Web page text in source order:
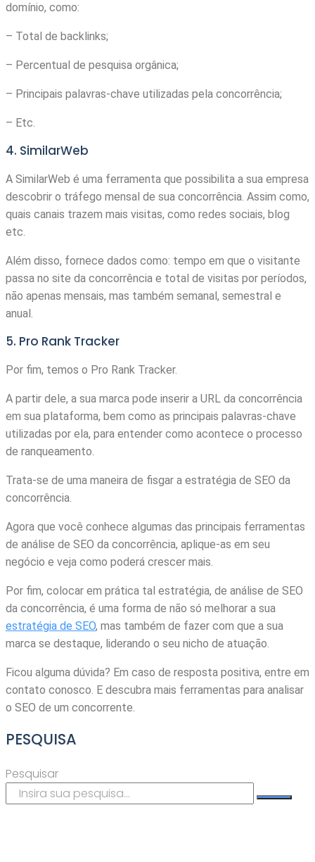
domínio, como:
– Total de backlinks;
– Percentual de pesquisa orgânica;
– Principais palavras-chave utilizadas pela concorrência;
– Etc.
4. SimilarWeb
A SimilarWeb é uma ferramenta que possibilita a sua empresa
descobrir o tráfego mensal de sua concorrência. Assim como,
quais canais trazem mais visitas, como redes sociais, blog
etc.
Além disso, fornece dados como: tempo em que o visitante
passa no site da concorrência e total de visitas por períodos,
não apenas mensais, mas também semanal, semestral e
anual.
5. Pro Rank Tracker
Por fim, temos o Pro Rank Tracker.
A partir dele, a sua marca pode inserir a URL da concorrência
em sua plataforma, bem como as principais palavras-chave
utilizadas por ela, para entender como acontece o processo
de ranqueamento.
Trata-se de uma maneira de fisgar a estratégia de SEO da
concorrência.
Agora que você conhece algumas das principais ferramentas
de análise de SEO da concorrência, aplique-as em seu
negócio e veja como poderá crescer mais.
Por fim, colocar em prática tal estratégia, de análise de SEO
da concorrência, é uma forma de não só melhorar a sua
estratégia de SEO, mas também de fazer com que a sua
marca se destaque, liderando o seu nicho de atuação.
Ficou alguma dúvida? Em caso de resposta positiva, entre em
contato conosco. E descubra mais ferramentas para analisar
o SEO de um concorrente.
PESQUISA
Pesquisar